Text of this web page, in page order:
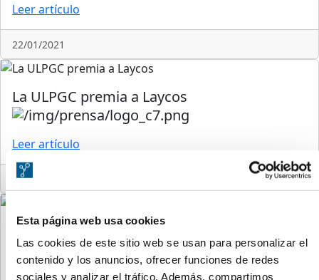
Esta página web usa cookies
Las cookies de este sitio web se usan para personalizar el
contenido y los anuncios, ofrecer funciones de redes
sociales y analizar el tráfico. Además, compartimos
Leer artículo
22/01/2021
La ULPGC premia a Laycos
Leer artículo
12/12/2020
La nueva generación del tejido productivo de
Canarias.